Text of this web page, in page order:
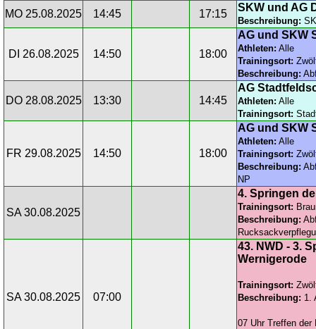
MO 25.08.2025 14:45 17:15
SKW und AG
Beschreibung:
DI 26.08.2025 14:50 18:00
AG und SKW
Athleten: Alle
Trainingsort:
Beschreibung:
DO 28.08.2025 13:30 14:45
AG
Athleten: Alle
Trainingsort:
FR 29.08.2025 14:50 18:00
AG und SKW
Athleten: Alle
Trainingsort:
Beschreibung:
NP
SA 30.08.2025
4. Springen
Trainingsort:
Beschreibung:
SA 30.08.2025 07:00
43. NWD - 3.
Wernigerode
Trainingsort:
Beschreibung: 1.
07 Uhr Treffen der